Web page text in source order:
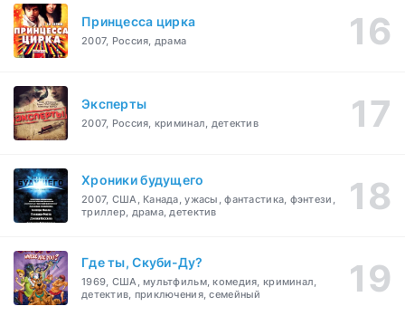
Принцесса цирка
2007, Россия, драма
Эксперты
2007, Россия, криминал, детектив
Хроники будущего
2007, США, Канада, ужасы, фантастика, фэнтези,
триллер, драма, детектив
Где ты, Скуби-Ду?
1969, США, мультфильм, комедия, криминал,
детектив, приключения, семейный